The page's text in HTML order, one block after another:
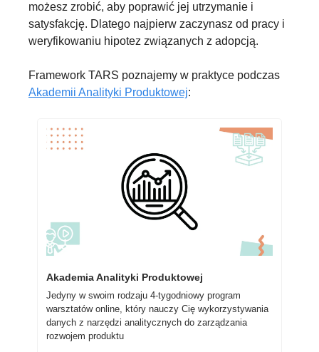
możesz zrobić, aby poprawić jej utrzymanie i
satysfakcję. Dlatego najpierw zaczynasz od pracy i
weryfikowaniu hipotez związanych z adopcją.
Akademii Analityki Produktowej:
Akademia Analityki Produktowej
Jedyny w swoim rodzaju 4-tygodniowy program
warsztatów online, który nauczy Cię wykorzystywania
danych z narzędzi analitycznych do zarządzania
rozwojem produktu